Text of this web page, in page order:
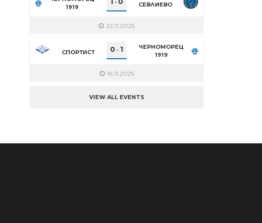
1919
- СЕВЛИЕВО
22.11.2025
СПОРТИСТ 0 - 1
ЧЕРНОМОРЕЦ
1919
16.11.2025
VIEW ALL EVENTS